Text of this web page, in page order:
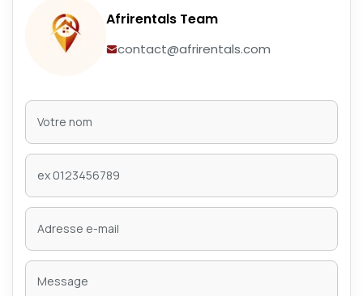
Afrirentals Team
contact@afrirentals.com